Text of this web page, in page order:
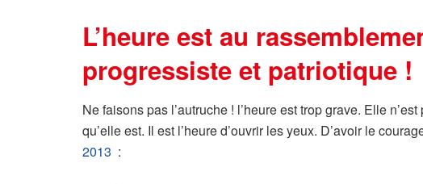
L’heure est au
progressiste et patriotique !
Ne faisons pas l’autruche ! l’heure est trop grave. Elle
qu’elle est. Il est l’heure d’ouvrir les yeux. D’avoir le
2013 :